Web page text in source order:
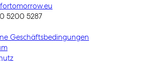
zur Homepage
5200 5287
Geschäftsbedingungen